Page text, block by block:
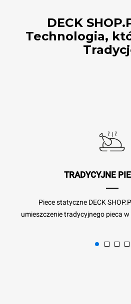
DECK
Technologia,
TRADYCYJNE
Piece statyczne DECK
umieszczenie tradycyjnego pieca